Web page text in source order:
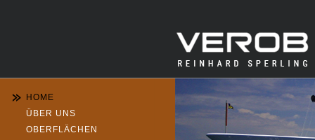
HOME
ÜBER UNS
OBERFLÄCHEN